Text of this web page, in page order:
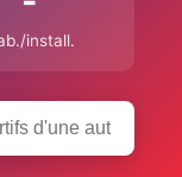
install.